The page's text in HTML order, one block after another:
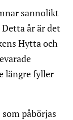
sannolikt
år är det
Hytta och
längre fyller
påbörjas